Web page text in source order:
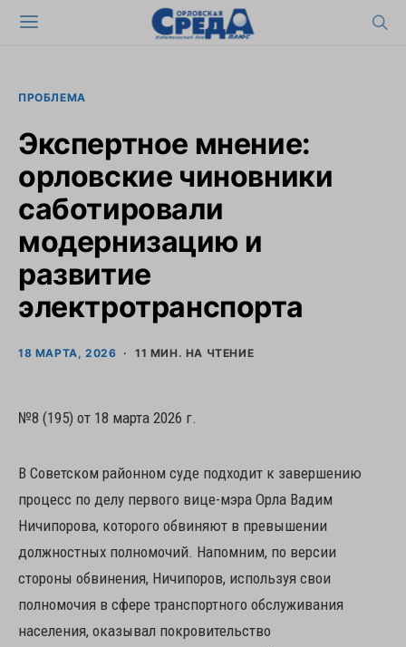
ПРОБЛЕМА
Экспертное мнение:
орловские чиновники
саботировали
модернизацию и
развитие
электротранспорта
18 МАРТА, 2026 11 МИН. НА ЧТЕНИЕ
№8 (195) от 18 марта 2026 г.
В Советском районном суде подходит к завершению
процесс по делу первого вице-мэра Орла Вадим
Ничипорова, которого обвиняют в превышении
должностных полномочий. Напомним, по версии
стороны обвинения, Ничипоров, используя свои
полномочия в сфере транспортного обслуживания
населения, оказывал покровительство